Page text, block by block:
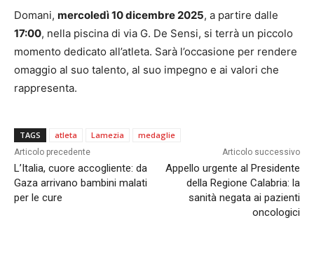
Domani, mercoledì 10 dicembre 2025, a partire dalle
17:00, nella piscina di via G. De Sensi, si terrà un piccolo
momento dedicato all’atleta. Sarà l’occasione per rendere
omaggio al suo talento, al suo impegno e ai valori che
rappresenta.
TAGS atleta Lamezia medaglie
Articolo precedente
L’Italia, cuore accogliente: da
Gaza arrivano bambini malati
per le cure
Articolo successivo
Appello urgente al Presidente
della Regione Calabria: la
sanità negata ai pazienti
oncologici